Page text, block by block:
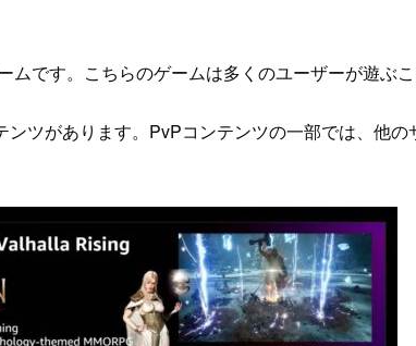
です。こちらのゲームは多くのユーザーが遊ぶ
ツがあります。PvPコンテンツの一部では、他